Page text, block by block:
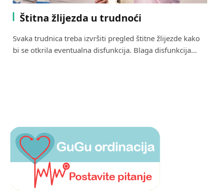
Štitna žlijezda u trudnoći
Svaka trudnica treba izvršiti pregled štitne žlijezde kako
bi se otkrila eventualna disfunkcija. Blaga disfunkcija…